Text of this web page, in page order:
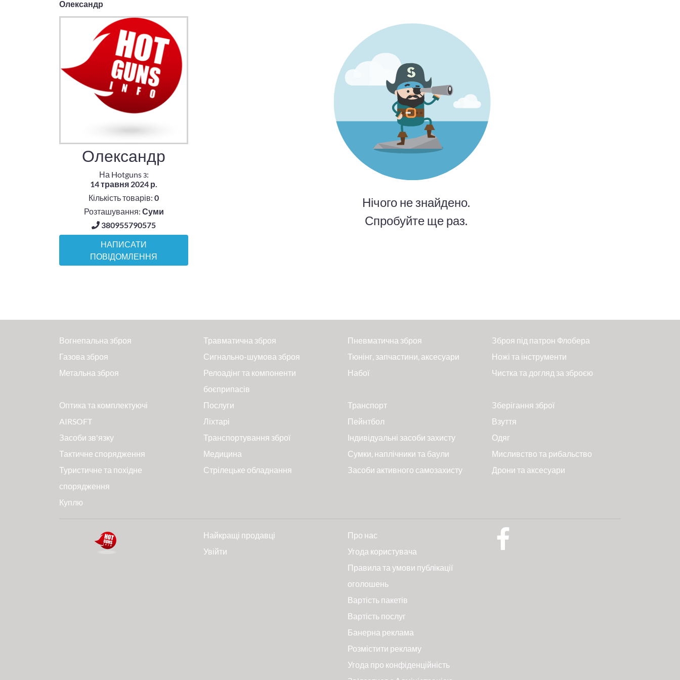
Олександр
Олександр
На Hotguns з:
14 травня 2024 р.
Кількість товарів: 0
Розташування: Суми
380955790575
НАПИСАТИ
ПОВІДОМЛЕННЯ
Нічого не знайдено.
Спробуйте ще раз.
Вогнепальна зброя Травматична зброя Пневматична зброя
Зброя під патрон Флобера
Газова зброя
Сигнально-шумова зброя Тюнінг, запчастини, аксесуари
Ножі та інструменти
Метальна зброя
Релоадінг та компоненти
боєприпасів
Набої Чистка та догляд за зброєю
Оптика та комплектуючі Послуги Транспорт
Зберігання зброї
AIRSOFT
Ліхтарі Пейнтбол
Взуття
Засоби зв'язку
Транспортування зброї Індивідуальні засоби захисту
Одяг
Тактичне спорядження
Медицина Сумки, наплічники та баули
Мисливство та рибальство
Туристичне та похідне
спорядження
Стрілецьке обладнання Засоби активного самозахисту Дрони та аксесуари
Куплю
Найкращі продавці
Увійти
Про нас
Угода користувача
Правила та умови публікації
оголошень
Вартість пакетів
Вартість послуг
Банерна реклама
Розмістити рекламу
Угода про конфіденційність